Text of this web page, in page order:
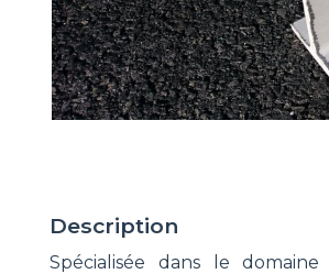
Description
Spécialisée dans le